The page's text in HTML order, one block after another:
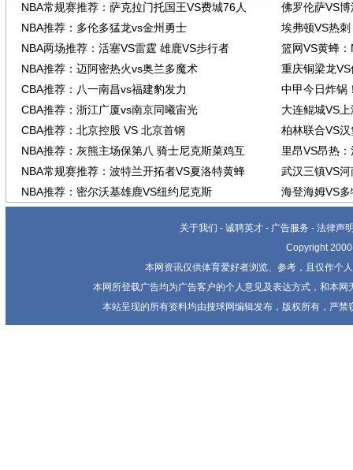
NBA常规赛推荐：萨克拉门托国王VS费城76人
NBA推荐：多伦多猛龙vs金州勇士
NBA两场推荐：活塞VS雷霆 雄鹿VS步行者
NBA推荐：迈阿密热火vs奥兰多魔术
CBA推荐：八一南昌vs福建豹发力
CBA推荐：浙江广厦vs南京同曦宙光
CBA推荐：北京控股 VS 北京首钢
NBA推荐：灰熊主场保第八 骑士尼克斯菜鸡互
NBA常规赛推荐：波特兰开拓者VS夏洛特黄蜂
NBA推荐：密尔沃基雄鹿VS纽约尼克斯
佛罗伦萨VS
埃弗顿VS热
篮网VS黄蜂
重庆铜梁龙
中甲今日炸锅
大连鲲城VS
柏林联合VS
里昂VS昂热
武汉三镇VS
海登海姆VS
关于我们 - 诚聘英才 - 广告服务 - 法律声
Copyright
本网资讯仅供体育爱好者浏览、参考，且仅作个
本网所登载广告均为广告客户的个人意见及表达方式，和本
本站呈现的所有资料均由搜球网编辑发布，版权所有，严